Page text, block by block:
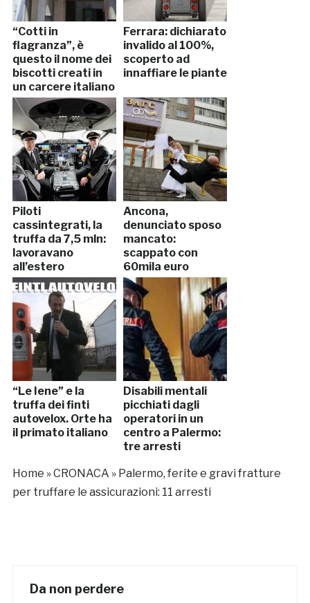
“Cotti in
flagranza”, è
questo il nome dei
biscotti creati in
un carcere italiano
Ferrara: dichiarato
invalido al 100%,
scoperto ad
innaffiare le piante
Piloti
cassintegrati, la
truffa da 7,5 mln:
lavoravano
all’estero
Ancona,
denunciato sposo
mancato:
scappato con
60mila euro
“Le Iene” e la
truffa dei finti
autovelox. Orte ha
il primato italiano
Disabili mentali
picchiati dagli
operatori in un
centro a Palermo:
tre arresti
Home »CRONACA » Palermo, ferite e gravi fratture
per truffare le assicurazioni: 11 arresti
Da non perdere